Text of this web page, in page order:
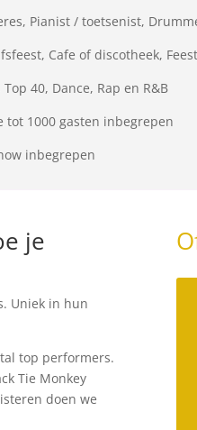
Pianist / toetsenist,
Cafe of discotheek,
40, Dance, Rap en R&B
tot 1000 gasten inbegrepen
inbegrepen
je
Uniek in hun
top performers.
Tie Monkey
doen we